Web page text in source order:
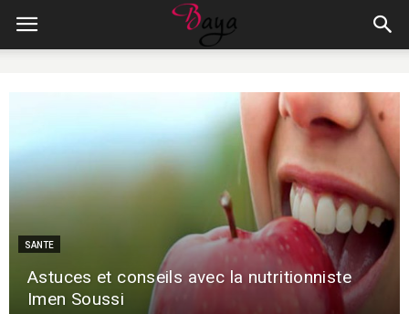
SANTE
Astuces et conseils avec la nutritionniste
Imen Soussi